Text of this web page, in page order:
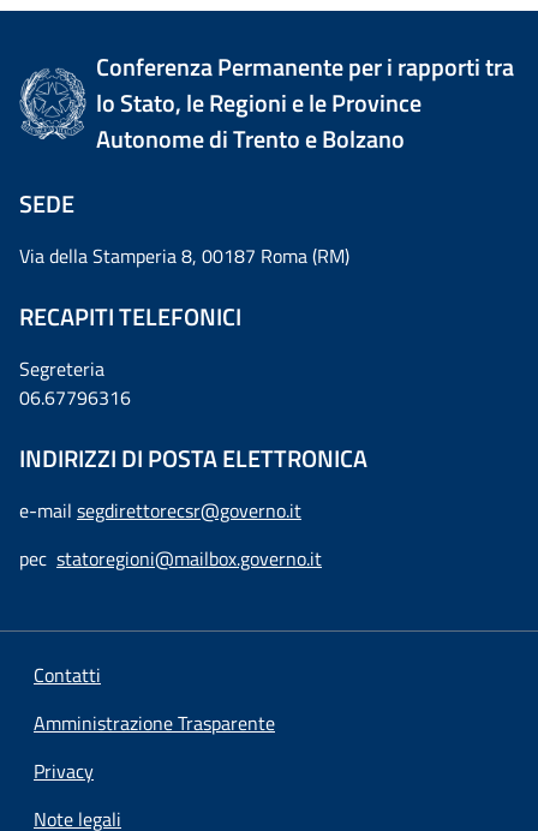
Conferenza Permanente per i rapporti tra
lo Stato, le Regioni e le Province
Autonome di Trento e Bolzano
SEDE
Via della Stamperia 8, 00187 Roma (RM)
RECAPITI TELEFONICI
Segreteria
06.67796316
INDIRIZZI DI POSTA ELETTRONICA
e-mail segdirettorecsr@governo.it
pec statoregioni@mailbox.governo.it
Contatti
Amministrazione Trasparente
Privacy
Note legali